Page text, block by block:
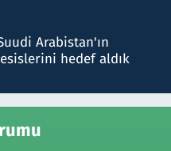
Arabistan'ın
hedef aldık